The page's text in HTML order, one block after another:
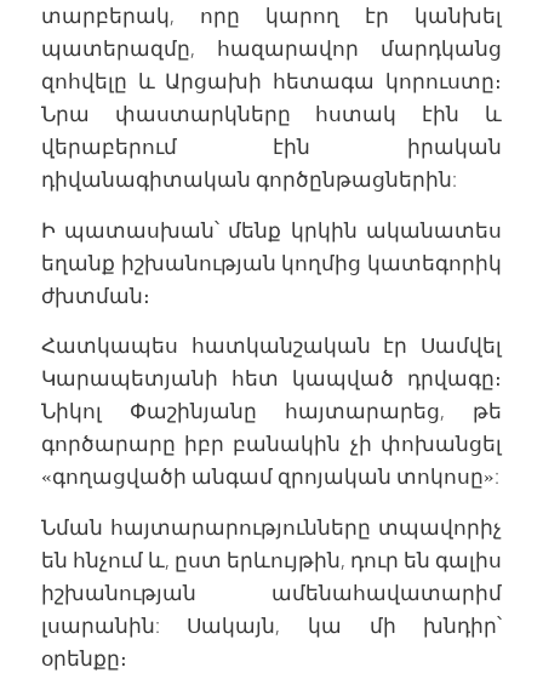
տարբերակ, որը կարող էր կանխել
պատերազմը, հազարավոր մարդկանց
զոհվելը և Արցախի հետագա կորուստը։
Նրա փաստարկները հստակ էին և
վերաբերում էին իրական
դիվանագիտական գործընթացներին:
Ի պատասխան՝ մենք կրկին ականատես
եղանք իշխանության կողմից կատեգորիկ
ժխտման։
Հատկապես հատկանշական էր Սամվել
Կարապետյանի հետ կապված դրվագը։
Նիկոլ Փաշինյանը հայտարարեց, թե
գործարարը իբր բանակին չի փոխանցել
«գողացվածի անգամ զրոյական տոկոսը»:
Նման հայտարարությունները տպավորիչ
են հնչում և, ըստ երևույթին, դուր են գալիս
իշխանության ամենահավատարիմ
լսարանին: Սակայն, կա մի խնդիր՝
օրենքը։